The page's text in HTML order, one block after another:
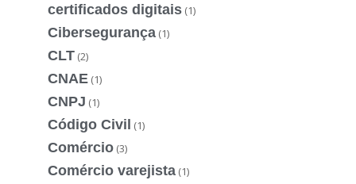
certificados digitais (1)
Cibersegurança (1)
CLT (2)
CNAE (1)
CNPJ (1)
Código Civil (1)
Comércio (3)
Comércio varejista (1)